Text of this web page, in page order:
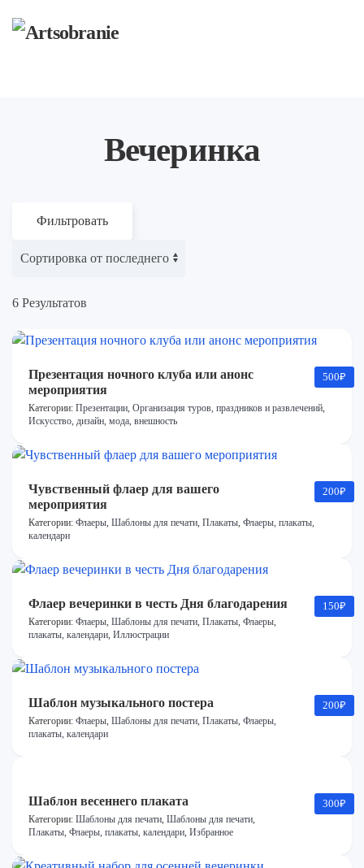
Вечеринка
Фильтровать
6 Результатов
500₽
Презентация ночного клуба или анонс
мероприятия
Категории: Презентации, Организация туров, праздников и развлечений,
Искусство, дизайн, мода, внешность
200₽
Чувственный флаер для вашего
мероприятия
Категории: Флаеры, Шаблоны для печати, Плакаты, Флаеры, плакаты,
календари
150₽
Флаер вечеринки в честь Дня благодарения
Категории: Флаеры, Шаблоны для печати, Плакаты, Флаеры,
плакаты, календари, Иллюстрации
200₽
Шаблон музыкального постера
Категории: Флаеры, Шаблоны для печати, Плакаты, Флаеры,
плакаты, календари
300₽
Шаблон весеннего плаката
Категории: Шаблоны для печати, Шаблоны для печати,
Плакаты, Флаеры, плакаты, календари, Избранное